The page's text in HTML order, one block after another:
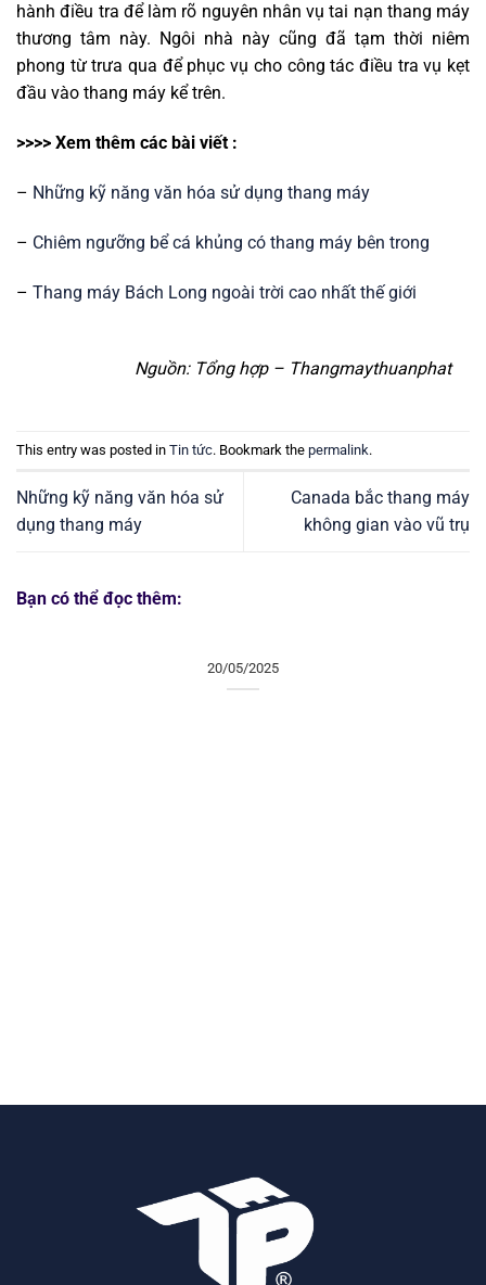
hành điều tra để làm rõ nguyên nhân vụ tai nạn thang máy
thương tâm này. Ngôi nhà này cũng đã tạm thời niêm
phong từ trưa qua để phục vụ cho công tác điều tra vụ kẹt
đầu vào thang máy kể trên.
>>>> Xem thêm các bài viết :
– Những kỹ năng văn hóa sử dụng thang máy
– Chiêm ngưỡng bể cá khủng có thang máy bên trong
– Thang máy Bách Long ngoài trời cao nhất thế giới
Nguồn: Tổng hợp – Thangmaythuanphat
This entry was posted in Tin tức. Bookmark the permalink.
Những kỹ năng văn hóa sử
dụng thang máy
Canada bắc thang máy
không gian vào vũ trụ
Bạn có thể đọc thêm:
20/05/2025